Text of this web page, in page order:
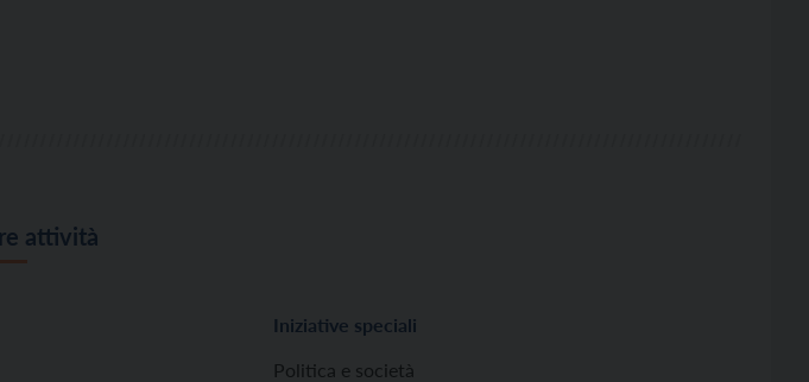
attività
Iniziative speciali
Politica e società